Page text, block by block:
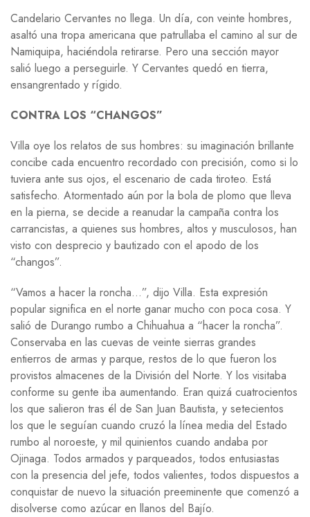
Candelario Cervantes no llega. Un día, con veinte hombres,
asaltó una tropa americana que patrullaba el camino al sur de
Namiquipa, haciéndola retirarse. Pero una sección mayor
salió luego a perseguirle. Y Cervantes quedó en tierra,
ensangrentado y rígido.
CONTRA LOS “CHANGOS”
Villa oye los relatos de sus hombres: su imaginación brillante
concibe cada encuentro recordado con precisión, como si lo
tuviera ante sus ojos, el escenario de cada tiroteo. Está
satisfecho. Atormentado aún por la bola de plomo que lleva
en la pierna, se decide a reanudar la campaña contra los
carrancistas, a quienes sus hombres, altos y musculosos, han
visto con desprecio y bautizado con el apodo de los
“changos”.
“Vamos a hacer la roncha…”, dijo Villa. Esta expresión
popular significa en el norte ganar mucho con poca cosa. Y
salió de Durango rumbo a Chihuahua a “hacer la roncha”.
Conservaba en las cuevas de veinte sierras grandes
entierros de armas y parque, restos de lo que fueron los
provistos almacenes de la División del Norte. Y los visitaba
conforme su gente iba aumentando. Eran quizá cuatrocientos
los que salieron tras él de San Juan Bautista, y setecientos
los que le seguían cuando cruzó la línea media del Estado
rumbo al noroeste, y mil quinientos cuando andaba por
Ojinaga. Todos armados y parqueados, todos entusiastas
con la presencia del jefe, todos valientes, todos dispuestos a
conquistar de nuevo la situación preeminente que comenzó a
disolverse como azúcar en llanos del Bajío.